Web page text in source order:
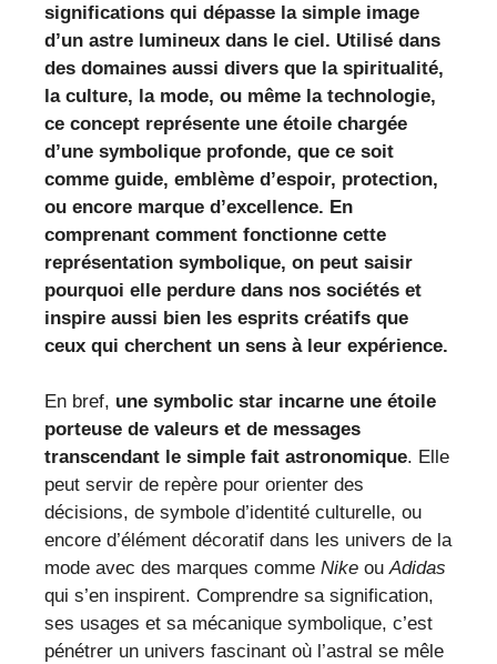
significations qui dépasse la simple image
d’un astre lumineux dans le ciel. Utilisé dans
des domaines aussi divers que la spiritualité,
la culture, la mode, ou même la technologie,
ce concept représente une étoile chargée
d’une symbolique profonde, que ce soit
comme guide, emblème d’espoir, protection,
ou encore marque d’excellence. En
comprenant comment fonctionne cette
représentation symbolique, on peut saisir
pourquoi elle perdure dans nos sociétés et
inspire aussi bien les esprits créatifs que
ceux qui cherchent un sens à leur expérience.
En bref, une symbolic star incarne une étoile
porteuse de valeurs et de messages
transcendant le simple fait astronomique. Elle
peut servir de repère pour orienter des
décisions, de symbole d’identité culturelle, ou
encore d’élément décoratif dans les univers de la
mode avec des marques comme Nike ouAdidas
qui s’en inspirent. Comprendre sa signification,
ses usages et sa mécanique symbolique, c’est
pénétrer un univers fascinant où l’astral se mêle